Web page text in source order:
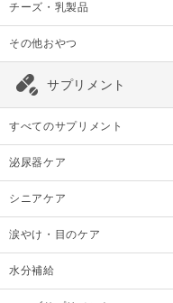
チーズ・乳製品
その他おやつ
サプリメント
すべてのサプリメント
泌尿器ケア
シニアケア
涙やけ・目のケア
水分補給